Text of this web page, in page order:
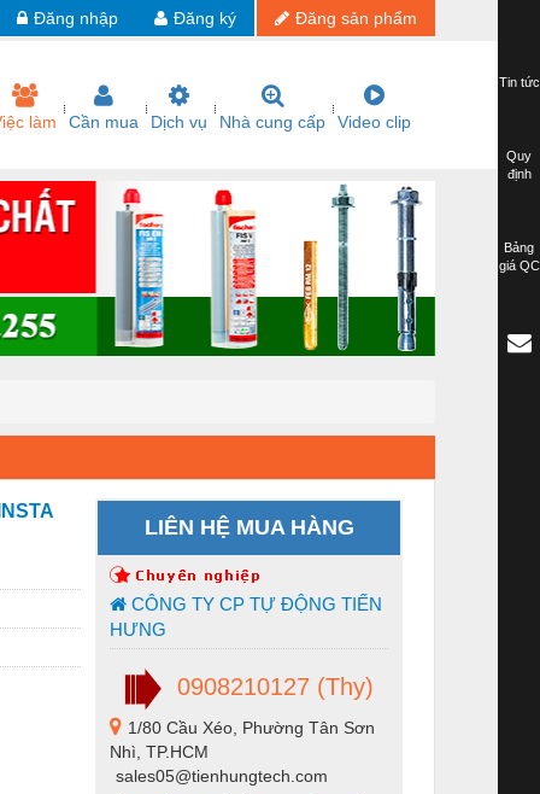
Đăng sản phẩm
Đăng ký
Đăng nhập
làm Cần mua Dịch vụ Nhà cung cấp Video clip
LIÊN HỆ MUA HÀNG
CÔNG TY CP TỰ ĐỘNG TIẾN
HƯNG
0908210127 (Thy)
1/80 Cầu Xéo, Phường Tân Sơn
Nhì, TP.HCM
sales05@tienhungtech.com
Tin tức
Quy
định
Bảng
giá QC